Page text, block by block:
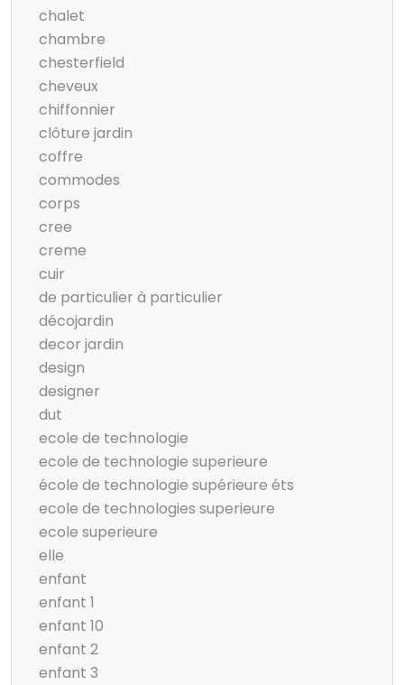
chalet
chambre
chesterfield
cheveux
chiffonnier
clôture jardin
coffre
commodes
corps
cree
creme
cuir
de particulier à particulier
décojardin
decor jardin
design
designer
dut
ecole de technologie
ecole de technologie superieure
école de technologie supérieure éts
ecole de technologies superieure
ecole superieure
elle
enfant
enfant 1
enfant 10
enfant 2
enfant 3